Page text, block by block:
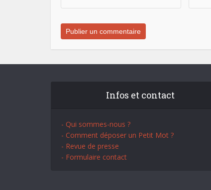
Infos et contact
- Qui sommes-nous ?
- Comment déposer un Petit Mot ?
- Revue de presse
- Formulaire contact